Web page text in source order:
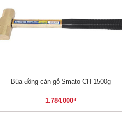
XEM NHANH
Búa đồng cán gỗ Smato CH 1500g
1.784.000₫